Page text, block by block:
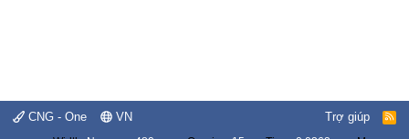
CNG - One VN Trợ giúp
R